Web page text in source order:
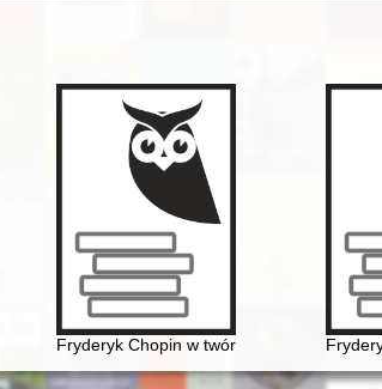
Księga jubileuszowa z okazji 60. urodzin prof.
Fryderyk Chopin w twórczości Jarosława